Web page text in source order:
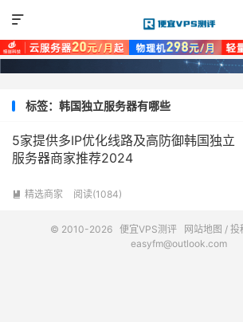

标签：韩国独立服务器有哪些
5家提供多IP优化线路及高防御韩国独立
服务器商家推荐2024
 精选商家 阅读(1084)
© 2010-2026 便宜VPS测评 网站地图 / 投
easyfm@outlook.com